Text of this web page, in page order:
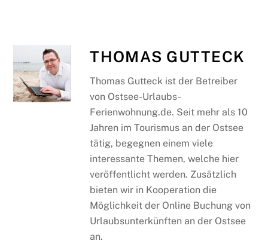
THOMAS GUTTECK
Thomas Gutteck ist der Betreiber
von Ostsee-Urlaubs-
Ferienwohnung.de. Seit mehr als 10
Jahren im Tourismus an der Ostsee
tätig, begegnen einem viele
interessante Themen, welche hier
veröffentlicht werden. Zusätzlich
bieten wir in Kooperation die
Möglichkeit der Online Buchung von
Urlaubsunterkünften an der Ostsee
an.